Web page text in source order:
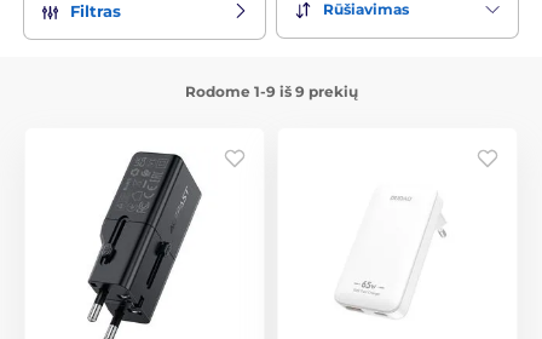
Filtras Rūšiavimas
Rodome 1-9 iš 9 prekių